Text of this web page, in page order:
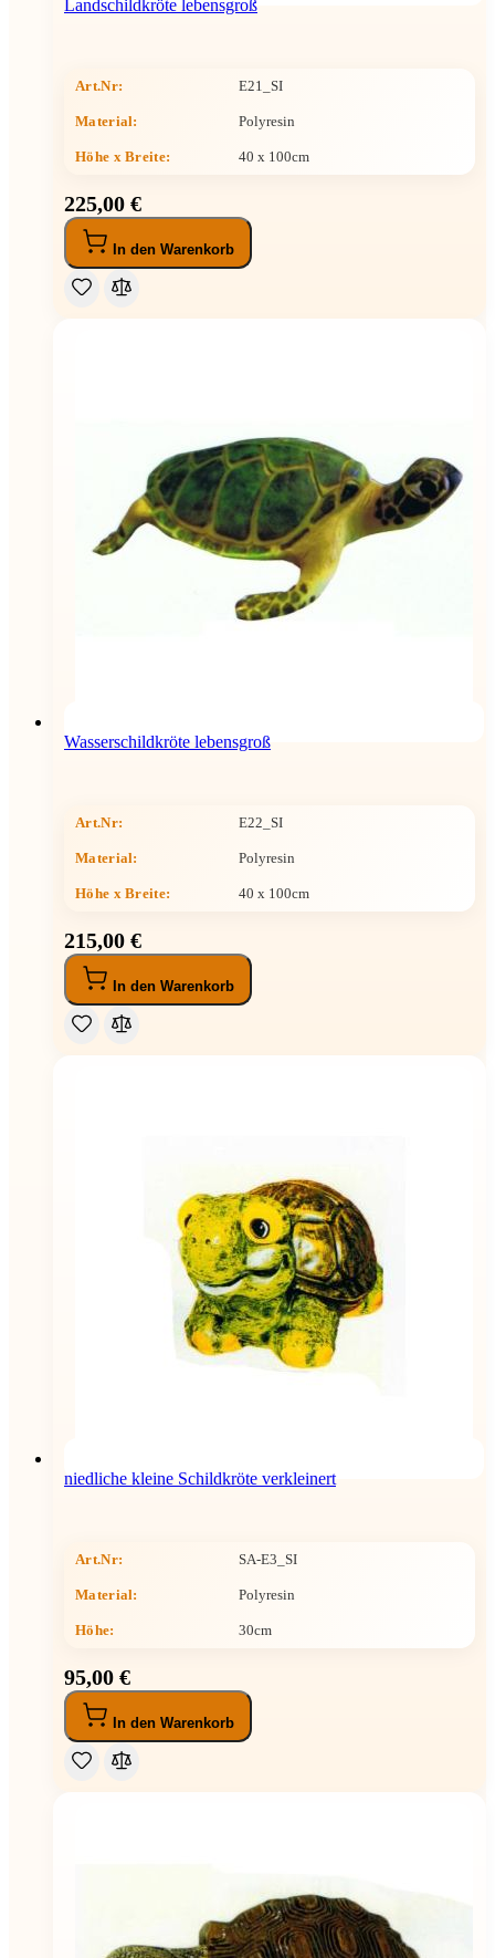
Landschildkröte lebensgroß
Art.Nr: E21_SI
Material: Polyresin
Höhe x Breite: 40 x 100cm
225,00 €
In den Warenkorb
Wasserschildkröte lebensgroß
Art.Nr: E22_SI
Material: Polyresin
Höhe x Breite: 40 x 100cm
215,00 €
In den Warenkorb
niedliche kleine Schildkröte verkleinert
Art.Nr: SA-E3_SI
Material: Polyresin
Höhe: 30cm
95,00 €
In den Warenkorb